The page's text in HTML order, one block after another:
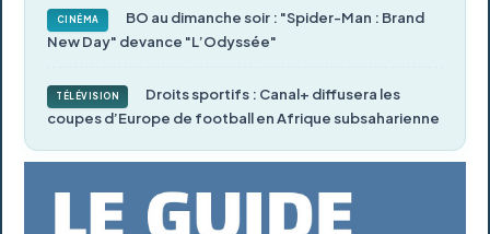
CINÉMA
BO au dimanche soir : "Spider-Man : Brand
New Day" devance "L’Odyssée"
TÉLÉVISION
Droits sportifs : Canal+ diffusera les
coupes d’Europe de football en Afrique subsaharienne